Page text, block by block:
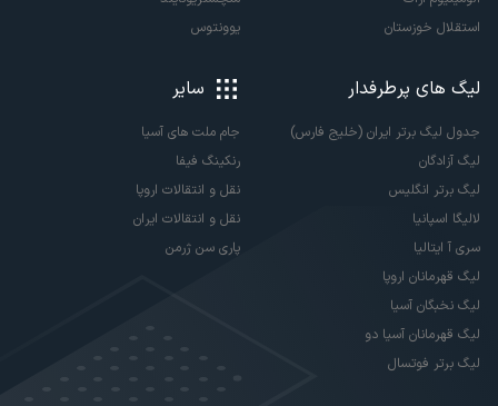
استقلال خوزستان
یوونتوس
لیگ های پرطرفدار
جدول لیگ برتر ایران (خلیج فارس)
لیگ آزادگان
لیگ برتر انگلیس
لالیگا اسپانیا
سری آ ایتالیا
لیگ قهرمانان اروپا
لیگ نخبگان آسیا
لیگ قهرمانان آسیا دو
لیگ برتر فوتسال
سایر
جام ملت های آسیا
رنکینگ فیفا
نقل و انتقالات اروپا
نقل و انتقالات ایران
پاری سن ژرمن